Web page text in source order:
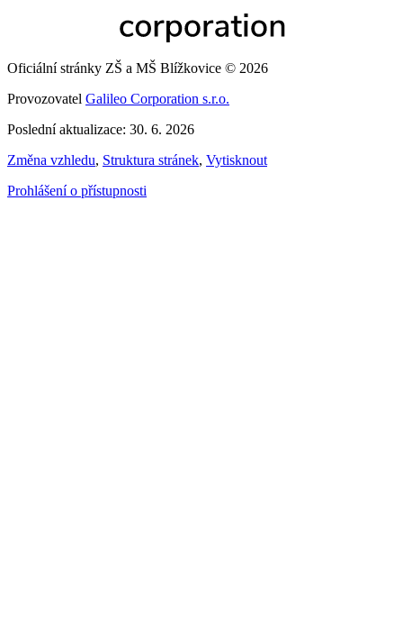
Oficiální stránky ZŠ a MŠ Blížkovice © 2026
Provozovatel Galileo Corporation s.r.o.
Poslední aktualizace: 30. 6. 2026
Změna vzhledu, Struktura stránek, Vytisknout
Prohlášení o přístupnosti